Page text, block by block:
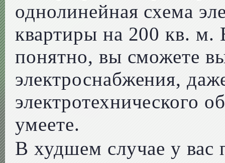
однолинейная схема
квартиры на 200 кв. м.
понятно, вы сможете
электроснабжения,
электротехнического
умеете.
В худшем случае у вас